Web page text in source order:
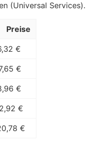
(Universal Services).
Preise
€
€
€
€
€